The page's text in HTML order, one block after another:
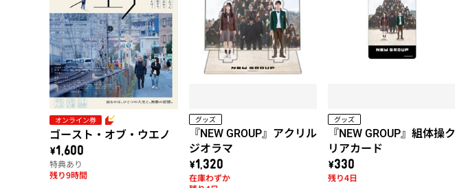
オンライン券
ゴースト・オブ・ウエノ
\1,600
特典あり
残り9時間
グッズ
『NEW GROUP』アクリル
ジオラマ
\1,320
在庫わずか
グッズ
『NEW GROUP』組体操ク
リアカード
\330
残り4日